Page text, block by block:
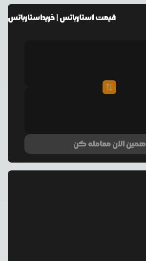
قیمتاستارباتس | خریداستارباتس
همین الان معامله کن